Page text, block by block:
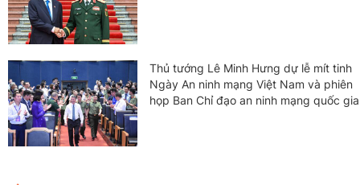
Thủ tướng Lê Minh Hưng dự lễ mít tinh
Ngày An ninh mạng Việt Nam và phiên
họp Ban Chỉ đạo an ninh mạng quốc gia